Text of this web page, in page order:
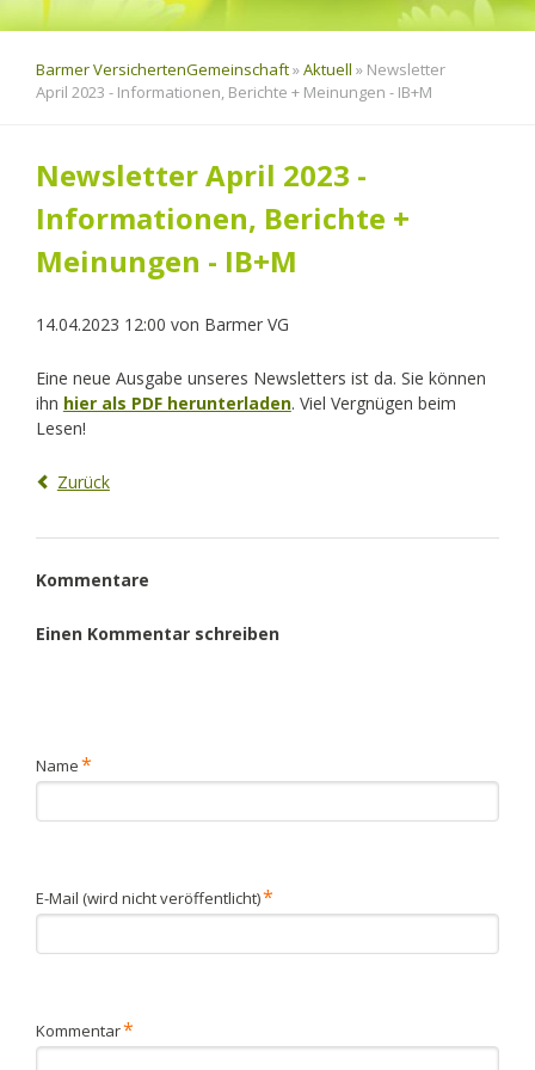
Barmer VersichertenGemeinschaft»Aktuell » Newsletter
April 2023 - Informationen, Berichte + Meinungen - IB+M
Newsletter April 2023 -
Informationen, Berichte +
Meinungen - IB+M
14.04.2023 12:00 von Barmer VG
Eine neue Ausgabe unseres Newsletters ist da. Sie können
ihn hier als PDF herunterladen. Viel Vergnügen beim
Lesen!
Zurück
Kommentare
Einen Kommentar schreiben
Pflichtfeld
Name*
Pflichtfeld
E-Mail (wird nicht veröffentlicht)*
Pflichtfeld
Kommentar*